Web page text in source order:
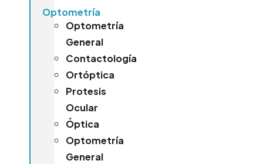
Optometría
Optometría
General
Contactología
Ortóptica
Protesis
Ocular
Óptica
Optometría
General